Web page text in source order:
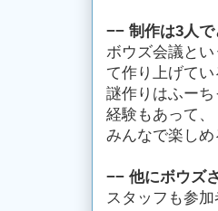
−− 制作は3人
ボウズ会議と
て作り上げてい
謎作りはふー
経験もあって、
みんなで楽し
−− 他にボウズ
スタッフも参